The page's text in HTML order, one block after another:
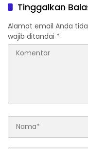
Tinggalkan
Alamat email Anda
wajib ditandai *